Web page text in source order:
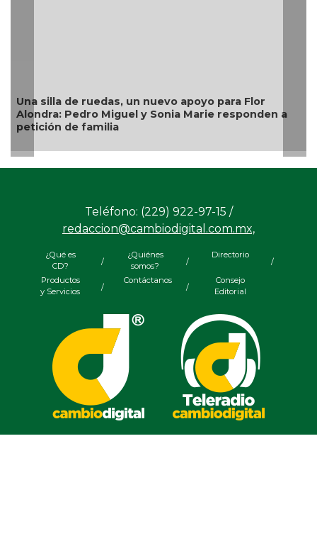
Una silla de ruedas, un nuevo apoyo para Flor
Alondra: Pedro Miguel y Sonia Marie responden a
petición de familia
Teléfono: (229) 922-97-15 /
redaccion@cambiodigital.com.mx,
¿Qué es
CD?
/
¿Quiénes
somos?
/
Directorio
/
Productos
y Servicios
/
Contáctanos
/
Consejo
Editorial